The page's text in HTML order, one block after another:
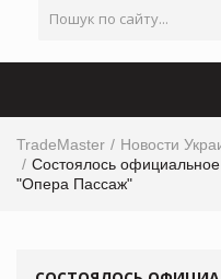
TradeMaster
Новости
Состоялось
"Опера Пассаж"